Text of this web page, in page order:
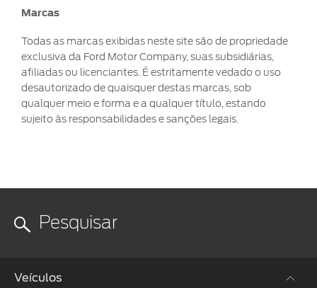
Plano
Ford
Sempre
Peças
Ford
(Guia
360)
Serviço
Leva e
Traz
seu
Assistência
de
Emergência
Applink™
Recuperar
senha
Marcas
Todas as marcas exibidas neste site são de propriedade
exclusiva da Ford Motor Company, suas subsidiárias,
afiliadas ou licenciantes. É estritamente vedado o uso
desautorizado de quaisquer destas marcas, sob
qualquer meio e forma e a qualquer título, estando
sujeito às responsabilidades e sanções legais.
Veículos